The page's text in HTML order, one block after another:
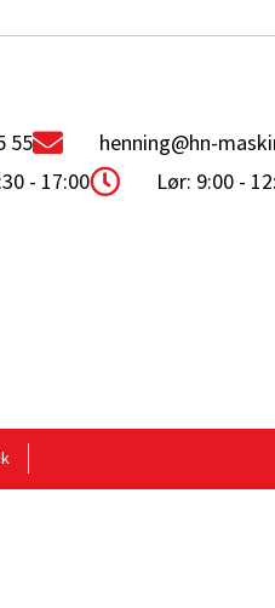
55 henning@hn-
- 17:00
Lør: 9:00 -